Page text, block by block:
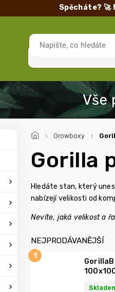
Spěcháte? 🚀
/ Growboxy /
Gorilla
Hledáte stan, který
nabízejí velikosti od
Nevíte, jaká velikost a
NEJPRODÁVANĚJŠÍ